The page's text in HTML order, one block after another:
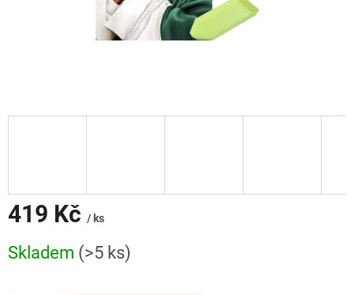
419 Kč / ks
cena:
Skladem (>5 ks)